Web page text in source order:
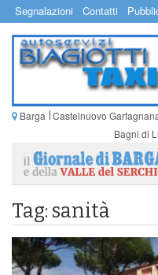
Segnalazioni Contatti
Barga Castelnuovo
Bagni di
Tag: sanità